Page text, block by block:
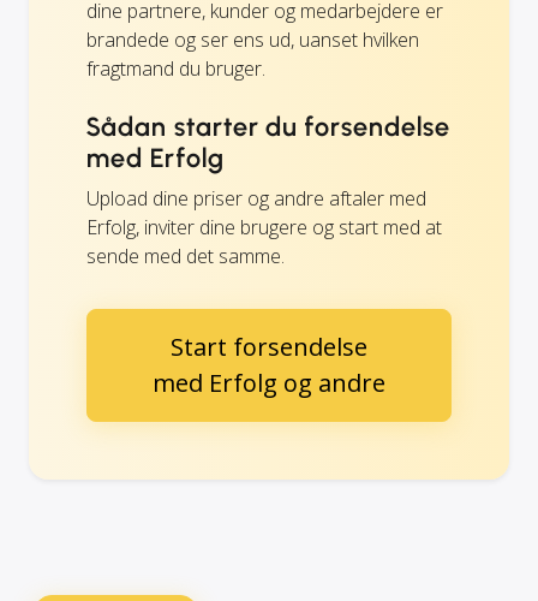
dine partnere, kunder og medarbejdere er
brandede og ser ens ud, uanset hvilken
fragtmand du bruger.
Sådan starter du forsendelse
med Erfolg
Upload dine priser og andre aftaler med
Erfolg, inviter dine brugere og start med at
sende med det samme.
Start forsendelse
med Erfolg og andre